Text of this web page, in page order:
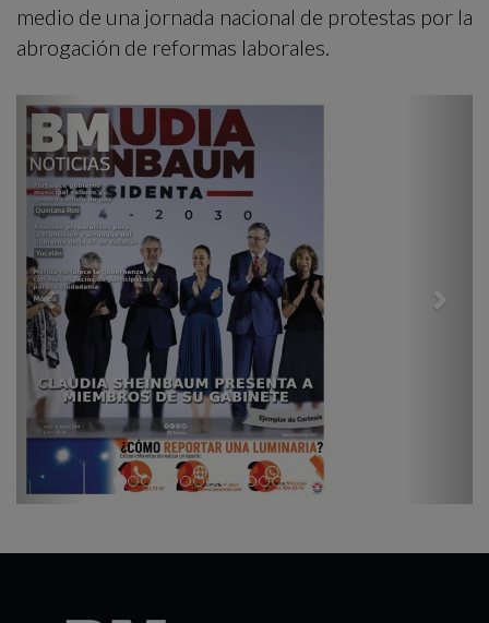
medio de una jornada nacional de protestas por la
abrogación de reformas laborales.
Previous